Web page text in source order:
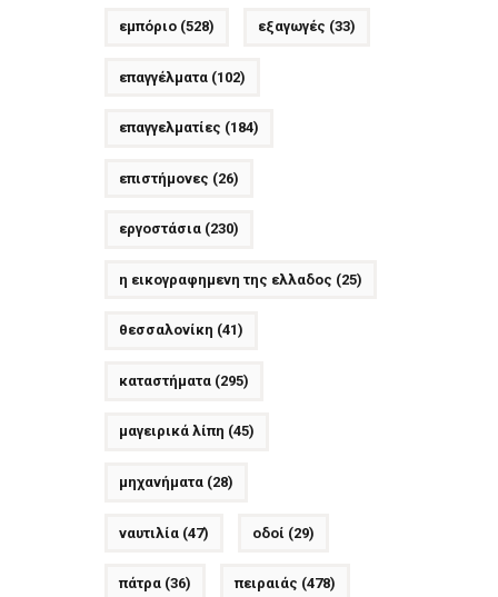
εμπόριο(528) εξαγωγές (33)
επαγγέλματα(102)
επαγγελματίες (184)
επιστήμονες (26)
εργοστάσια(230)
η εικογραφημενη της ελλαδος (25)
θεσσαλονίκη (41)
καταστήματα(295)
μαγειρικά λίπη (45)
μηχανήματα(28)
ναυτιλία(47) οδοί (29)
πάτρα(36) πειραιάς (478)